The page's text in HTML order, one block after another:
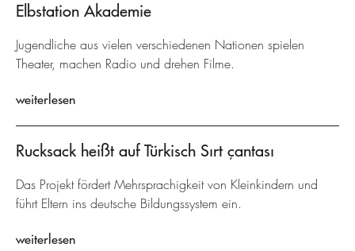
Elbstation Akademie
Jugendliche aus vielen verschiedenen Nationen spielen
Theater, machen Radio und drehen Filme.
weiterlesen
Rucksack heißt auf Türkisch Sırt çantası
Das Projekt fördert Mehrsprachigkeit von Kleinkindern und
führt Eltern ins deutsche Bildungssystem ein.
weiterlesen